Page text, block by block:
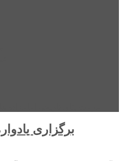
برگزاری